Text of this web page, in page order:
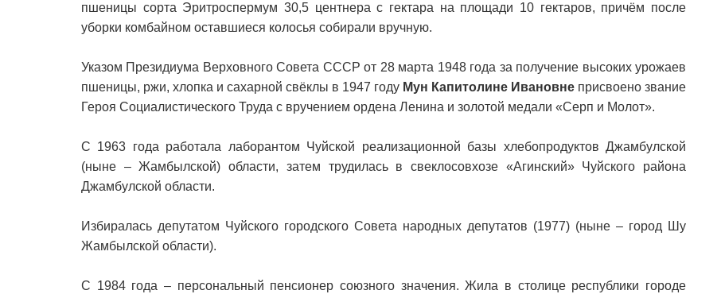
пшеницы сорта Эритроспермум 30,5 центнера с гектара на площади 10 гектаров, причём после
уборки комбайном оставшиеся колосья собирали вручную.
Указом Президиума Верховного Совета СССР от 28 марта 1948 года за получение высоких урожаев
пшеницы, ржи, хлопка и сахарной свёклы в 1947 году Мун Капитолине Ивановне присвоено звание
Героя Социалистического Труда с вручением ордена Ленина и золотой медали «Серп и Молот».
С 1963 года работала лаборантом Чуйской реализационной базы хлебопродуктов Джамбулской
(ныне – Жамбылской) области, затем трудилась в свеклосовхозе «Агинский» Чуйского района
Джамбулской области.
Избиралась депутатом Чуйского городского Совета народных депутатов (1977) (ныне – город Шу
Жамбылской области).
С 1984 года – персональный пенсионер союзного значения. Жила в столице республики городе